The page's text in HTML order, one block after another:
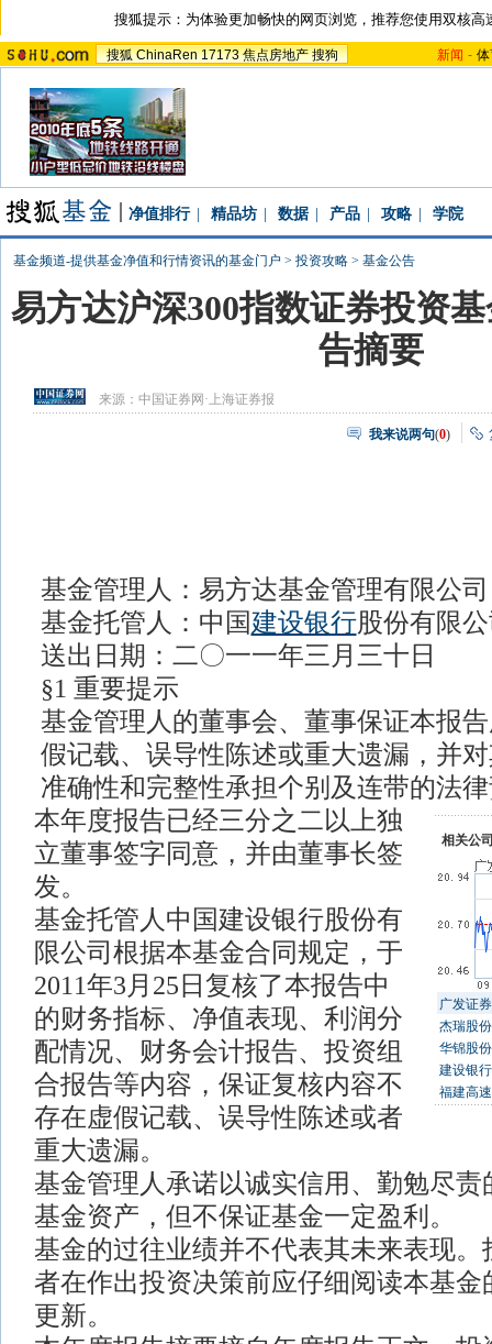
搜狐提示：为体验更加畅快的网页浏览，推荐您使用双核高
搜狐 ChinaRen 17173 焦点房地产 搜狗 新闻 -
净值排行 精品坊 数据 产品 攻略 学院
基金频道-提供基金净值和行情资讯的基金门户 > 投资攻略 > 基金公告
易方达沪深300指数证券投资
告摘要
来源： 中国证券网·上海证券报
我来说两句(0)
基金管理人：易方达基金管理有限公司
基金托管人：中国建设银行股份有限
送出日期：二〇一一年三月三十日
§1 重要提示
基金管理人的董事会、董事保证本报
假记载、误导性陈述或重大遗漏，并
准确性和完整性承担个别及连带的法
相关公
广发证券
杰瑞股份
华锦股份
建设银行
福建高速
本年度报告已经三分之二以上独
立董事签字同意，并由董事长签
发。
基金托管人中国建设银行股份有
限公司根据本基金合同规定，于
2011年3月25日复核了本报告中
的财务指标、净值表现、利润分
配情况、财务会计报告、投资组
合报告等内容，保证复核内容不
存在虚假记载、误导性陈述或者
重大遗漏。
基金管理人承诺以诚实信用、勤勉尽责
基金资产，但不保证基金一定盈利
基金的过往业绩并不代表其未来表现。
者在作出投资决策前应仔细阅读本基金
更新。